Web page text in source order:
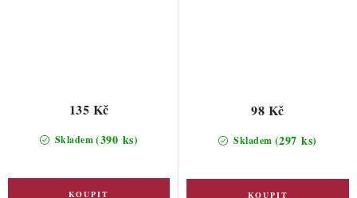
Skladem(390 ks)
135 Kč
Skladem (297 ks)
98 Kč